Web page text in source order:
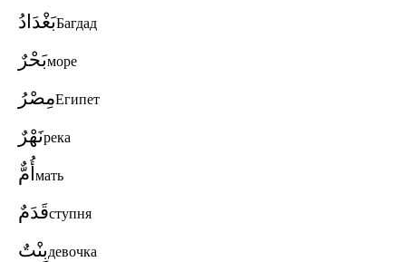
بَغْدَادُБагдад
بَحْرٌморе
مِصْرُЕгипет
نَهْرٌрека
أُمٌّ мать
قَدَمٌступня
بِنْتٌдевочка